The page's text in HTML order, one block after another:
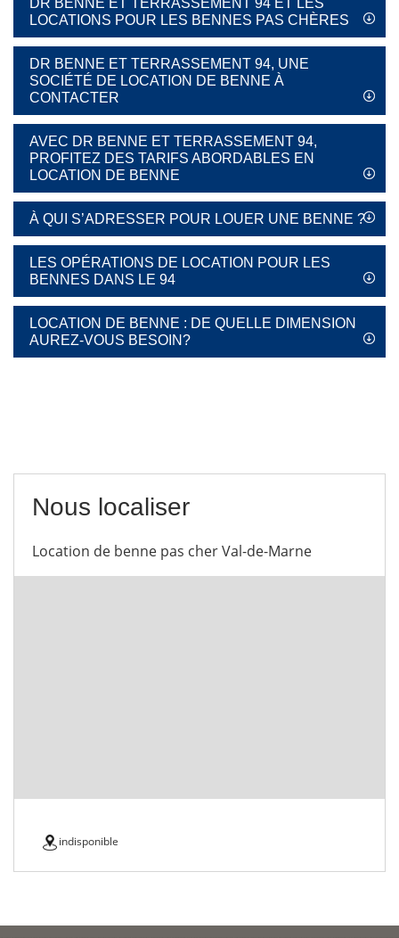
DR BENNE ET TERRASSEMENT 94 ET LES
LOCATIONS POUR LES BENNES PAS CHÈRES
DR BENNE ET TERRASSEMENT 94, UNE
SOCIÉTÉ DE LOCATION DE BENNE À
CONTACTER
AVEC DR BENNE ET TERRASSEMENT 94,
PROFITEZ DES TARIFS ABORDABLES EN
LOCATION DE BENNE
À QUI S’ADRESSER POUR LOUER UNE BENNE ?
LES OPÉRATIONS DE LOCATION POUR LES
BENNES DANS LE 94
LOCATION DE BENNE : DE QUELLE DIMENSION
AUREZ-VOUS BESOIN?
Nous localiser
Location de benne pas cher Val-de-Marne
indisponible